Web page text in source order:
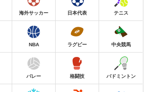
海外サッカー 日本代表 テニス
NBA ラグビー 中央競馬
バレー 格闘技 バドミントン